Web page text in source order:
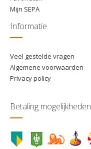
Mijn SEPA
Informatie
Veel gestelde vragen
Algemene voorwaarden
Privacy policy
Betaling mogelijkheden